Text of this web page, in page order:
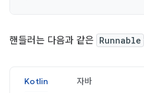
핸들러는 다음과 같은 Runnable
Kotlin 자바